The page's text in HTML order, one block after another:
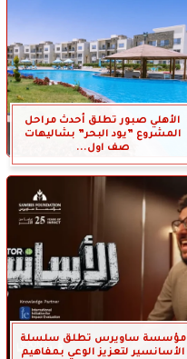
الأهلي صبور تطلق أحدث مراحل
المشروع ”يود البحر” بشاليهات
صف اول...
مؤسسة ساويرس تطلق سلسلة
الأسانسير لتعزيز الوعي بمفاهيم